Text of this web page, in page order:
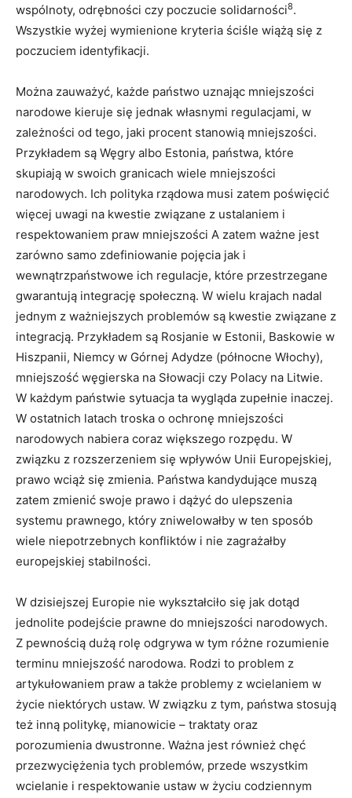
wspólnoty, odrębności czy poczucie solidarności8.
Wszystkie wyżej wymienione kryteria ściśle wiążą się z
poczuciem identyfikacji.
Można zauważyć, każde państwo uznając mniejszości
narodowe kieruje się jednak własnymi regulacjami, w
zależności od tego, jaki procent stanowią mniejszości.
Przykładem są Węgry albo Estonia, państwa, które
skupiają w swoich granicach wiele mniejszości
narodowych. Ich polityka rządowa musi zatem poświęcić
więcej uwagi na kwestie związane z ustalaniem i
respektowaniem praw mniejszości A zatem ważne jest
zarówno samo zdefiniowanie pojęcia jak i
wewnątrzpaństwowe ich regulacje, które przestrzegane
gwarantują integrację społeczną. W wielu krajach nadal
jednym z ważniejszych problemów są kwestie związane z
integracją. Przykładem są Rosjanie w Estonii, Baskowie w
Hiszpanii, Niemcy w Górnej Adydze (północne Włochy),
mniejszość węgierska na Słowacji czy Polacy na Litwie.
W każdym państwie sytuacja ta wygląda zupełnie inaczej.
W ostatnich latach troska o ochronę mniejszości
narodowych nabiera coraz większego rozpędu. W
związku z rozszerzeniem się wpływów Unii Europejskiej,
prawo wciąż się zmienia. Państwa kandydujące muszą
zatem zmienić swoje prawo i dążyć do ulepszenia
systemu prawnego, który zniwelowałby w ten sposób
wiele niepotrzebnych konfliktów i nie zagrażałby
europejskiej stabilności.
W dzisiejszej Europie nie wykształciło się jak dotąd
jednolite podejście prawne do mniejszości narodowych.
Z pewnością dużą rolę odgrywa w tym różne rozumienie
terminu mniejszość narodowa. Rodzi to problem z
artykułowaniem praw a także problemy z wcielaniem w
życie niektórych ustaw. W związku z tym, państwa stosują
też inną politykę, mianowicie – traktaty oraz
porozumienia dwustronne. Ważna jest również chęć
przezwyciężenia tych problemów, przede wszystkim
wcielanie i respektowanie ustaw w życiu codziennym